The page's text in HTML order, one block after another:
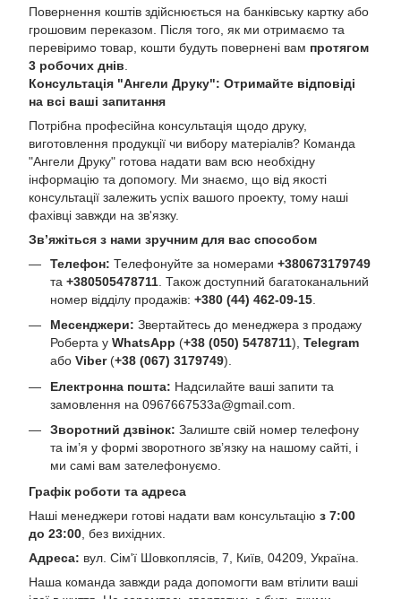
Повернення коштів здійснюється на банківську картку або
грошовим переказом. Після того, як ми отримаємо та
перевіримо товар, кошти будуть повернені вам протягом
3 робочих днів
Консультація "Ангели Друку": Отримайте відповіді
на всі ваші запитання
Потрібна професійна консультація щодо друку,
виготовлення продукції чи вибору матеріалів? Команда
"Ангели Друку" готова надати вам всю необхідну
інформацію та допомогу. Ми знаємо, що від якості
консультації залежить успіх вашого проекту, тому наші
фахівці завжди на зв'язку.
Зв’яжіться з нами зручним для вас способом
Телефон: Телефонуйте за номерами +380673179749
та +380505478711 . Також доступний багатоканальний
номер відділу продажів: +380 (44) 462-09-15
Месенджери: Звертайтесь до менеджера з продажу
Роберта у WhatsApp (+38 (050) 5478711), Telegram
або Viber(+38 (067) 3179749).
Електронна пошта: Надсилайте ваші запити та
замовлення на 0967667533a@gmail.com
Зворотний дзвінок: Залиште свій номер телефону
та ім’я у формі зворотного зв’язку на нашому сайті, і
ми самі вам зателефонуємо.
Графік роботи та адреса
Наші менеджери готові надати вам консультацію з 7:00
до 23:00 , без вихідних.
Адреса: вул. Сім'ї Шовкоплясів, 7, Київ, 04209, Україна.
Наша команда завжди рада допомогти вам втілити ваші